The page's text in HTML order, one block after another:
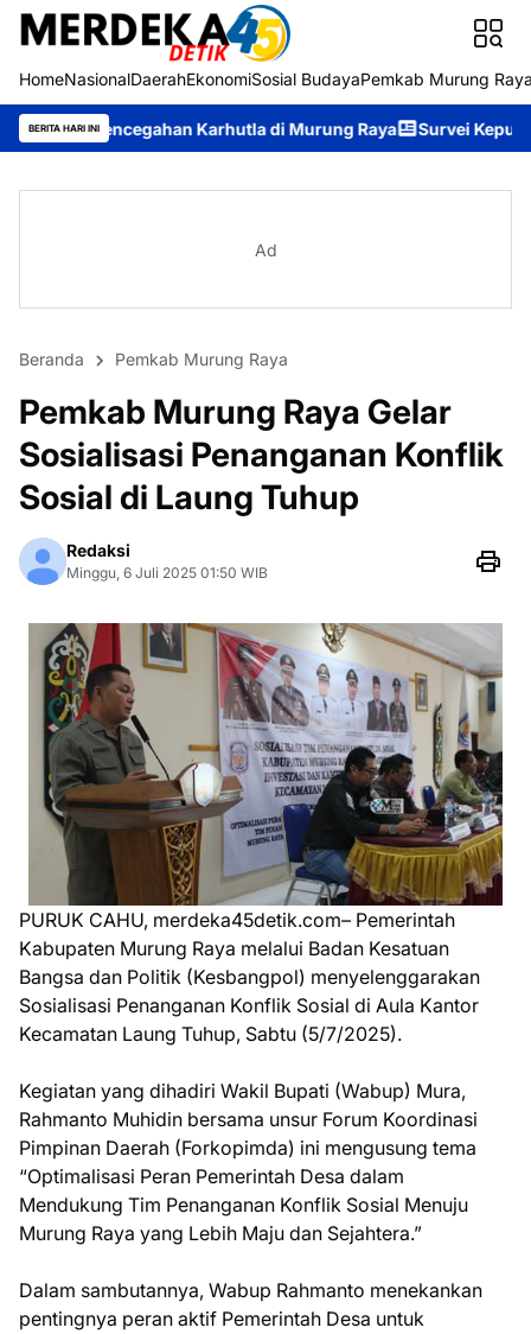
HomeNasionalDaerahEkonomiSosial BudayaPemkab Murung
BERITA HARI INI
Karhutla di Murung Raya Survei Kepuasan Masyarakat
Ad
Beranda Pemkab Murung Raya
Pemkab Murung Raya Gelar
Sosialisasi Penanganan Konflik
Sosial di Laung Tuhup
Redaksi
Minggu, 6 Juli 2025 01:50 WIB
PURUK CAHU, merdeka45detik.com– Pemerintah
Kabupaten Murung Raya melalui Badan Kesatuan
Bangsa dan Politik (Kesbangpol) menyelenggarakan
Sosialisasi Penanganan Konflik Sosial di Aula Kantor
Kecamatan Laung Tuhup, Sabtu (5/7/2025).
Kegiatan yang dihadiri Wakil Bupati (Wabup) Mura,
Rahmanto Muhidin bersama unsur Forum Koordinasi
Pimpinan Daerah (Forkopimda) ini mengusung tema
“Optimalisasi Peran Pemerintah Desa dalam
Mendukung Tim Penanganan Konflik Sosial Menuju
Murung Raya yang Lebih Maju dan Sejahtera.”
Dalam sambutannya, Wabup Rahmanto menekankan
pentingnya peran aktif Pemerintah Desa untuk